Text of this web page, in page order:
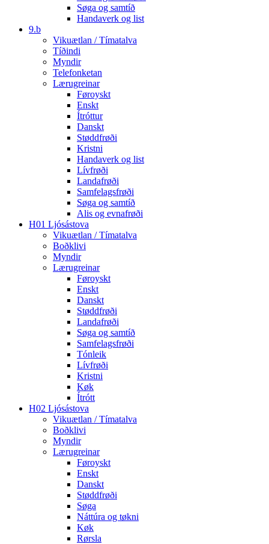
Søga og samtíð
Handaverk og list
9.b
Vikuætlan / Tímatalva
Tíðindi
Myndir
Telefonketan
Lærugreinar
Føroyskt
Enskt
Ítróttur
Danskt
Støddfrøði
Kristni
Handaverk og list
Lívfrøði
Landafrøði
Samfelagsfrøði
Søga og samtíð
Alis og evnafrøði
H01 Ljósástova
Vikuætlan / Tímatalva
Boðklivi
Myndir
Lærugreinar
Føroyskt
Enskt
Danskt
Støddfrøði
Landafrøði
Søga og samtíð
Samfelagsfrøði
Tónleik
Lívfrøði
Kristni
Køk
Ítrótt
H02 Ljósástova
Vikuætlan / Tímatalva
Boðklivi
Myndir
Lærugreinar
Føroyskt
Enskt
Danskt
Støddfrøði
Søga
Náttúra og tøkni
Køk
Rørsla